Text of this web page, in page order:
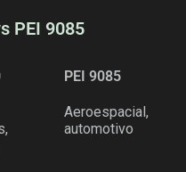
PEI 9085
PEI 9085
Aeroespacial,
automotivo